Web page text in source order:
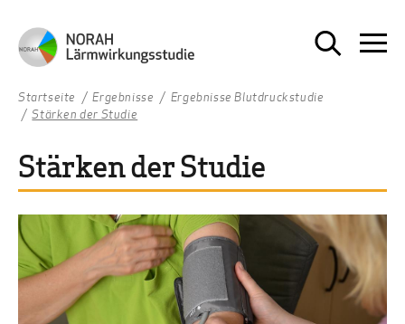
Startseite Ergebnisse
Ergebnisse Blutdruckstudie
Stärken der Studie
Stärken der Studie